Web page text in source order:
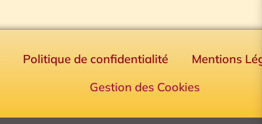
Politique de confidentialité Mentions
Gestion des Cookies